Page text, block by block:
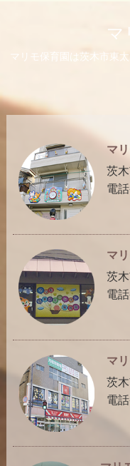
マ
マリモ保育園は茨木市東
マ
茨
電
マ
茨
電
マ
茨
電